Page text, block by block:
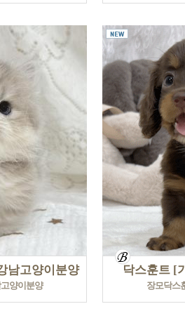
남고양이분양
양이분양
닥스훈트 [
장모닥스